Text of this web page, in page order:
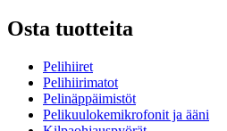
Osta tuotteita
Pelihiiret
Pelihiirimatot
Pelinäppäimistöt
Pelikuulokemikrofonit ja ääni